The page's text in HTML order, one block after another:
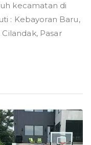
kecamatan di
: Kebayoran Baru,
Pasar